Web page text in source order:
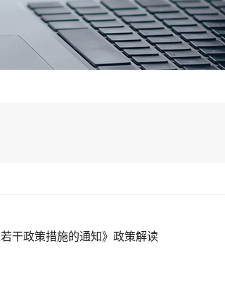
干政策措施的通知》政策解读